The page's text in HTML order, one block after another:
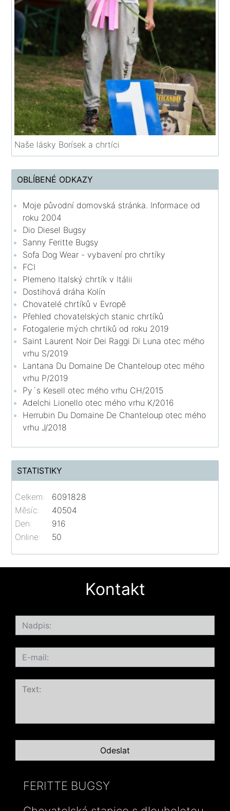
Naše lásky Borísek a chrtíci
OBLÍBENÉ ODKAZY
Moje původní domovská stránka. Informace od
roku 2004
Dio Diesel Bugsy
Sanny Feritte Bugsy
Sofa Dog Wear - vybavení pro chrtíky
FCI
Plemeno Italský chrtík v Itálii
Dostihová dráha Kolín
Chovatelé chrtíků v Evropě
Přehled chovatelských stanic chrtíků
Fotogalerie mých chrtiků od roku 2019
Saint Laurent Noir Dei Raggi Di Luna otec mého
vrhu S/2019
Lantana Du Domaine De Chanteloup otec mého
vrhu P/2019
Py´s Kesell otec mého vrhu CH/2015
Adelchi Lionello otec mého vrhu K/2016
Herrubin Du Domaine De Chanteloup otec mého
vrhu J/2018
STATISTIKY
Online: 50
Celkem:
6091828
Měsíc:
40504
Den:
916
Kontakt
FERITTE BUGSY